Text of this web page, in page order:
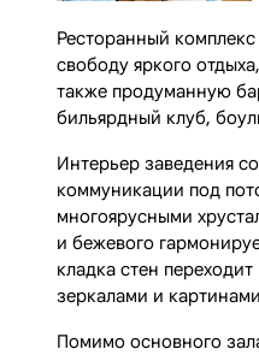
Ресторанный
свободу яркого
также продуманную
бильярдный клуб,
Интерьер заведения
коммуникации под
многоярусными
и бежевого
кладка стен
зеркалами и
Помимо основного